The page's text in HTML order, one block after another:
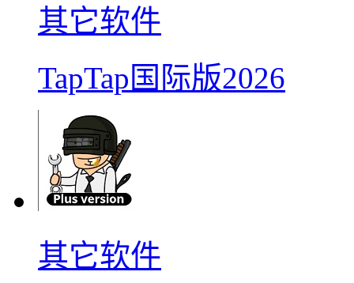
其它软件
TapTap国际版2026
其它软件